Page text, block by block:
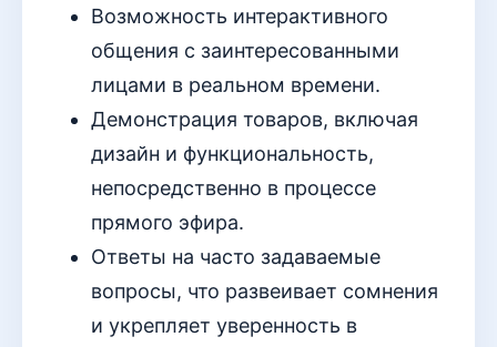
Возможность интерактивного
общения с заинтересованными
лицами в реальном времени.
Демонстрация товаров, включая
дизайн и функциональность,
непосредственно в процессе
прямого эфира.
Ответы на часто задаваемые
вопросы, что развеивает сомнения
и укрепляет уверенность в